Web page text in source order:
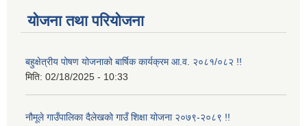
योजना तथा परियोजना
बहुक्षेत्रीय पोषण योजनाको बार्षिक कार्यक्रम आ.व. २०८१/०८२ !!
मिति: 02/18/2025 - 10:33
नौमूले गाउँपालिका दैलेखको गाउँ शिक्षा योजना २०७९-२०८९ !!